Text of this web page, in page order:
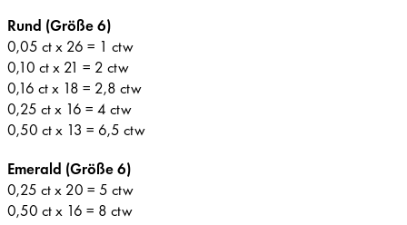
Rund (Größe 6)
0,05 ct x 26 = 1 ctw
0,10 ct x 21 = 2 ctw
0,16 ct x 18 = 2,8 ctw
0,25 ct x 16 = 4 ctw
0,50 ct x 13 = 6,5 ctw
Emerald (Größe 6)
0,25 ct x 20 = 5 ctw
0,50 ct x 16 = 8 ctw